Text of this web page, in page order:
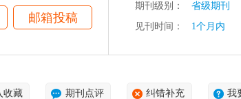
邮箱投稿
期刊级别：
省级期刊
见刊时间：
1个月内
收藏 期刊点评 纠错补充 我